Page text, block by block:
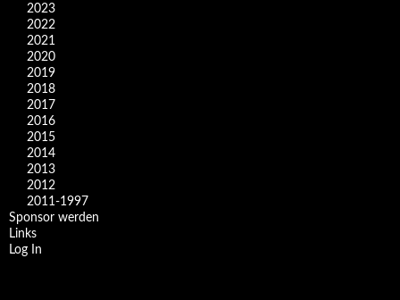
2023
2022
2021
2020
2019
2018
2017
2016
2015
2014
2013
2012
2011-1997
Sponsor werden
Links
Log In